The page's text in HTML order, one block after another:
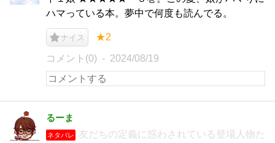
ハマっている本。夢中で何度も読んでる。
ナイス ★2
コメント(0) 2024/08/19
るーま
ネタバレ
友だちの定義に惑わされている登場人物た